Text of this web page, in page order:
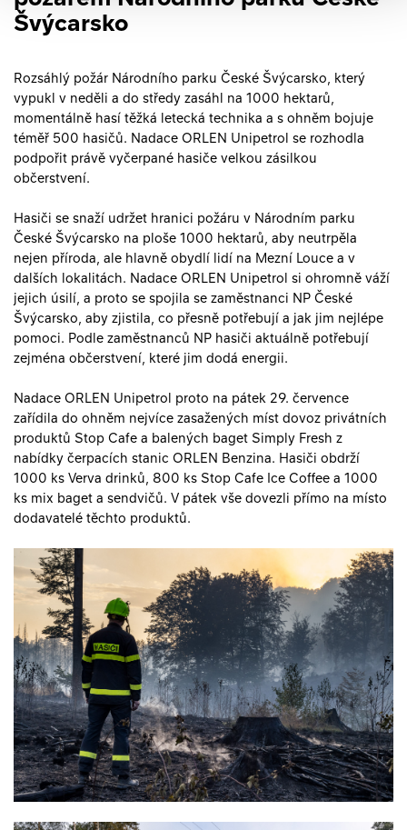
Švýcarsko
​Rozsáhlý požár Národního parku České Švýcarsko, který
vypukl v neděli a do středy zasáhl na 1000 hektarů,
momentálně hasí těžká letecká technika a s ohněm bojuje
téměř 500 hasičů. Nadace ORLEN Unipetrol se rozhodla
podpořit právě vyčerpané hasiče velkou zásilkou
občerstvení.
Hasiči se snaží udržet hranici požáru v Národním parku
České Švýcarsko na ploše 1000 hektarů, aby neutrpěla
nejen příroda, ale hlavně obydlí lidí na Mezní Louce a v
dalších lokalitách. Nadace ORLEN Unipetrol si ohromně váží
jejich úsilí, a proto se spojila se zaměstnanci NP České
Švýcarsko, aby zjistila, co přesně potřebují a jak jim nejlépe
pomoci. Podle zaměstnanců NP hasiči aktuálně potřebují
zejména občerstvení, které jim dodá energii.
Nadace ORLEN Unipetrol proto na pátek 29. července
zařídila do ohněm nejvíce zasažených míst dovoz privátních
produktů Stop Cafe a balených baget Simply Fresh z
nabídky čerpacích stanic ORLEN Benzina. Hasiči obdrží
1000 ks Verva drinků, 800 ks Stop Cafe Ice Coffee a 1000
ks mix baget a sendvičů. V pátek vše dovezli přímo na místo
dodavatelé těchto produktů.